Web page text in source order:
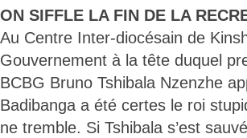
ON SIFFLE LA FIN DE LA
Au Centre Inter-diocésain de
Gouvernement à la tête duquel
BCBG Bruno Tshibala Nzenzhe
Badibanga a été certes le roi
ne tremble. Si Tshibala s’est